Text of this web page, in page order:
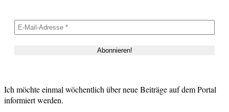
Ich möchte einmal wöchentlich über neue Beiträge auf dem Portal
informiert werden.